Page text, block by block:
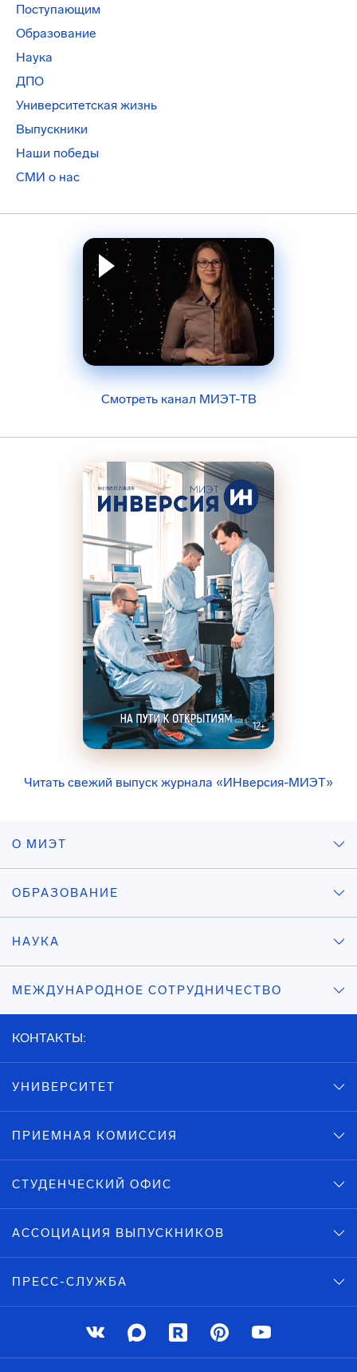
Поступающим
Образование
Наука
ДПО
Университетская жизнь
Выпускники
Наши победы
СМИ о нас
Смотреть канал МИЭТ-ТВ
Читать свежий выпуск журнала «ИНверсия-МИЭТ»
О МИЭТ
ОБРАЗОВАНИЕ
НАУКА
МЕЖДУНАРОДНОЕ СОТРУДНИЧЕСТВО
КОНТАКТЫ:
УНИВЕРСИТЕТ
ПРИЕМНАЯ КОМИССИЯ
СТУДЕНЧЕСКИЙ ОФИС
АССОЦИАЦИЯ ВЫПУСКНИКОВ
ПРЕСС-СЛУЖБА